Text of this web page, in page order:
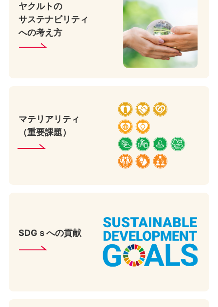
ヤクルトの
サステナビリティ
への考え方
マテリアリティ
（重要課題）
SDGｓへの貢献